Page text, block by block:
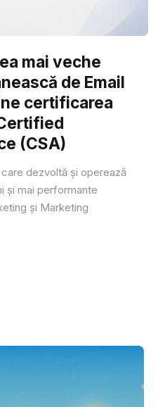
mai veche
de Email
certificarea
(CSA)
dezvoltă și operează
și mai performante
și Marketing